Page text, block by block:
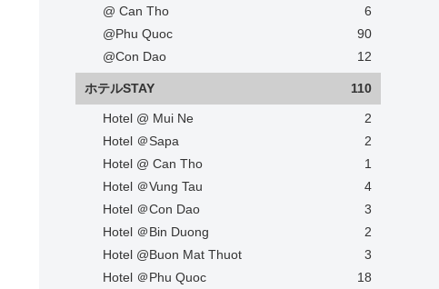
@ Can Tho
6
@Phu Quoc
90
@Con Dao
12
ホテルSTAY 110
Hotel @ Mui Ne
2
Hotel ＠Sapa
2
Hotel @ Can Tho
1
Hotel ＠Vung Tau
4
Hotel ＠Con Dao
3
Hotel ＠Bin Duong
2
Hotel @Buon Mat Thuot
3
Hotel ＠Phu Quoc
18